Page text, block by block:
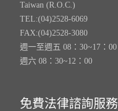
Taiwan (R.O.C.)
TEL:(04)2528-6069
FAX:(04)2528-3080
週一至週五 08：30~17：00
週六 08：30~12：00
免費法律諮詢服務